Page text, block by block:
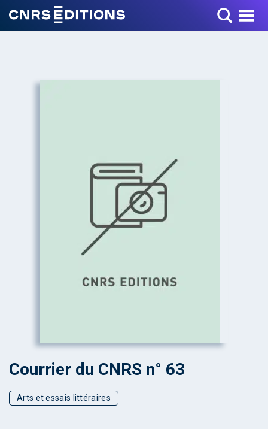
Toggle Menu
Courrier du CNRS n° 63
Arts et essais littéraires